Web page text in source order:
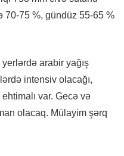
70-75 %, gündüz 55-65 %
arabir yağış
intensiv olacağı,
var. Gecə və
olacaq. Mülayim şərq